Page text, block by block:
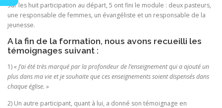
Sur les huit participation au départ, 5 ont fini le module : deux pasteurs,
une responsable de femmes, un évangéliste et un responsable de la
jeunesse.
A la fin de la formation, nous avons recueilli les
témoignages suivant :
1)« J’ai été très marqué par la profondeur de l’enseignement qui a ajouté un
plus dans ma vie et je souhaite que ces enseignements soient dispensés dans
chaque église. »
2) Un autre participant, quant à lui, a donné son témoignage en